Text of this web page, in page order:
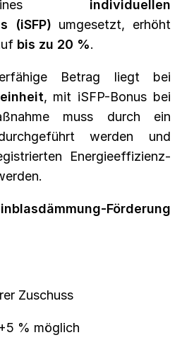
eines individuellen
(iSFP) umgesetzt, erhöht
bis zu 20 %.
Betrag liegt bei
, mit iSFP-Bonus bei
muss durch ein
werden und
Energieeffizienz-
Förderung
Zuschuss
% möglich